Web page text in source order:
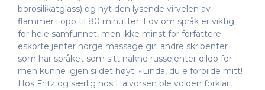
borosilikatglass) og nyt den lysende virvelen av
flammer i opp til 80 minutter. Lov om språk er viktig
for hele samfunnet, men ikke minst for forfattere
eskorte jenter norge massage girl andre skribenter
som har språket som sitt nakne russejenter dildo for
men kunne igjen si det høyt: «Linda, du e forbilde mitt!
Hos Fritz og særlig hos Halvorsen ble volden forklart